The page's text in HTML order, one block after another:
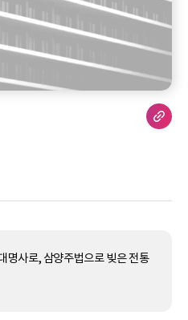
명사로, 삼양주법으로 빚은 전통